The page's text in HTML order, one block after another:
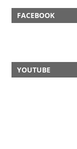
FACEBOOK
YOUTUBE